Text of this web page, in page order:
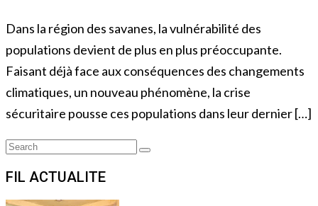
Dans la région des savanes, la vulnérabilité des
populations devient de plus en plus préoccupante.
Faisant déjà face aux conséquences des changements
climatiques, un nouveau phénomène, la crise
sécuritaire pousse ces populations dans leur dernier […]
Search
Search
FIL ACTUALITE